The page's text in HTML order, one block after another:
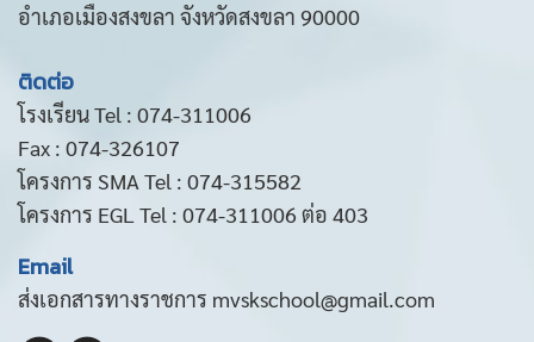
อำเภอเมืองสงขลา จังหวัดสงขลา 90000
ติดต่อ
โรงเรียน Tel : 074-311006
Fax : 074-326107
โครงการ SMA Tel : 074-315582
โครงการ EGL Tel : 074-311006 ต่อ 403
Email
ส่งเอกสารทางราชการ mvskschool@gmail.com